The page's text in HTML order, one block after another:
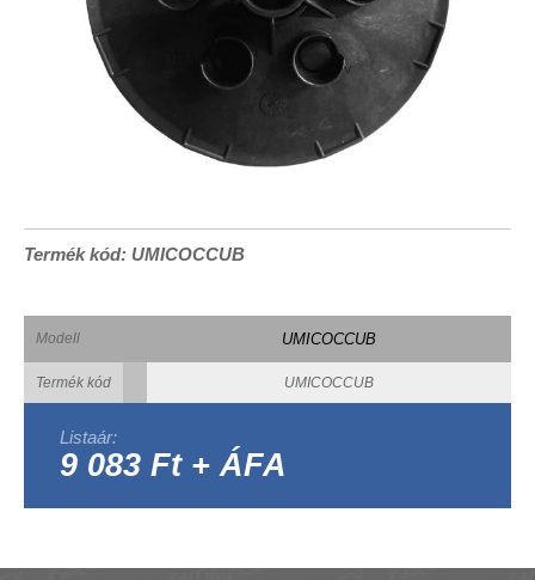
Termék kód: UMICOCCUB
Modell UMICOCCUB
Termék kód UMICOCCUB
Listaár:
9 083 Ft + ÁFA